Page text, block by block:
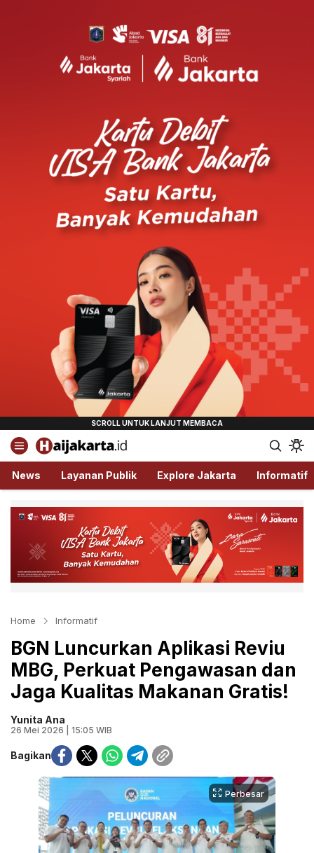
Haijakarta.id
Semua Tentang Jakarta Ada Disini!
News Layanan Publik Explore Jakarta Informatif
Home Informatif
BGN Luncurkan Aplikasi Reviu
MBG, Perkuat Pengawasan dan
Jaga Kualitas Makanan Gratis!
Yunita Ana
26 Mei 2026 | 15:05 WIB
Bagikan
Perbesar